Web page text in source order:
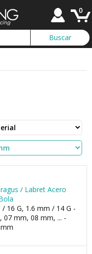
0
/ Labret Acero
16 G, 1.6 mm / 14 G -
07 mm, 08 mm, ... -